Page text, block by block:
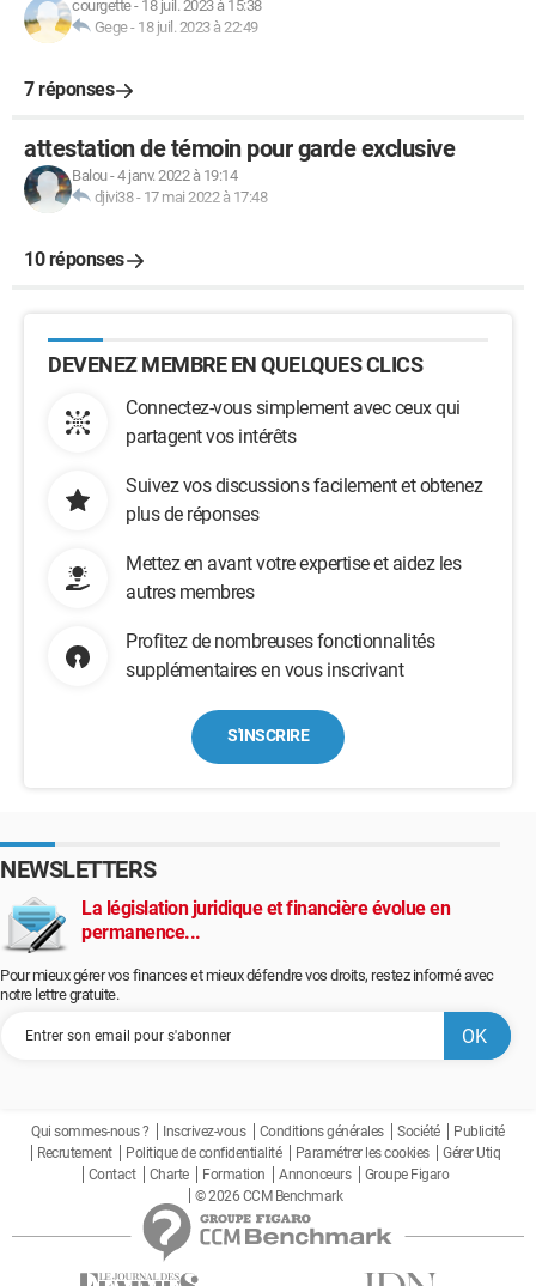
courgette- 18 juil. 2023 à 15:38
Gege- 18 juil. 2023 à 22:49
7 réponses
attestation de témoin pour garde exclusive
Balou-4 janv. 2022 à 19:14
djivi38- 17 mai 2022 à 17:48
10 réponses
DEVENEZ MEMBRE EN QUELQUES CLICS
Connectez-vous simplement avec ceux qui
partagent vos intérêts
Suivez vos discussions facilement et obtenez
plus de réponses
Mettez en avant votre expertise et aidez les
autres membres
Profitez de nombreuses fonctionnalités
supplémentaires en vous inscrivant
S'INSCRIRE
NEWSLETTERS
La législation juridique et financière évolue en
permanence...
Pour mieux gérer vos finances et mieux défendre vos droits, restez informé avec
notre lettre gratuite.
Qui sommes-nous ? Inscrivez-vous Conditions générales Société
Publicité
Recrutement
Politique de confidentialité Paramétrer les cookies
Gérer Utiq
Contact
Charte Formation Annonceurs
Groupe Figaro
© 2026 CCM Benchmark